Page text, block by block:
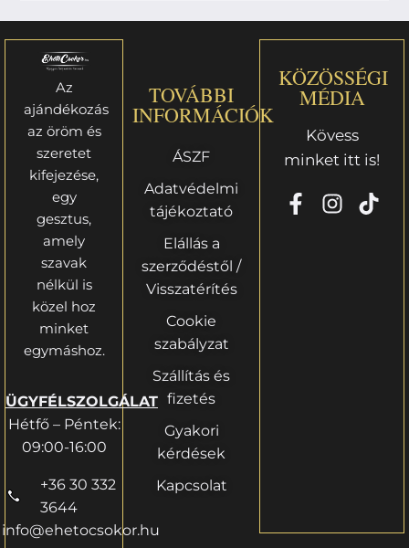
Az
ajándékozás
az öröm és
szeretet
kifejezése,
egy
gesztus,
amely
szavak
nélkül is
közel hoz
minket
egymáshoz.
ÜGYFÉLSZOLGÁLAT
Hétfő – Péntek:
09:00-16:00
+36 30 332
3644
info@ehetocsokor.hu
TOVÁBBI
INFORMÁCIÓK
ÁSZF
Adatvédelmi
tájékoztató
Elállás a
szerződéstől /
Visszatérítés
Cookie
szabályzat
Szállítás és
fizetés
Gyakori
kérdések
Kapcsolat
KÖZÖSSÉGI
MÉDIA
Kövess
minket itt is!